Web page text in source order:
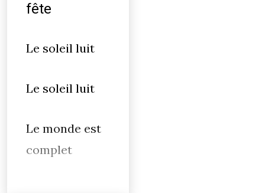
fête
Le soleil luit
Le soleil luit
Le monde est
complet